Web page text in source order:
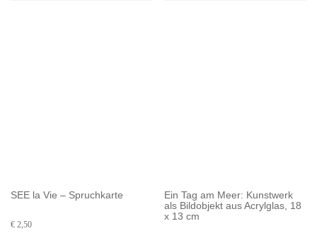
SEE la Vie – Spruchkarte
€ 2,50
Ein Tag am Meer: Kunstwerk
als Bildobjekt aus Acrylglas, 18
x 13 cm